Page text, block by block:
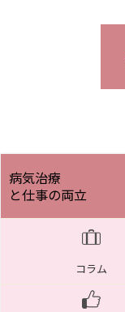
病気治療
と仕事の両立
コラム